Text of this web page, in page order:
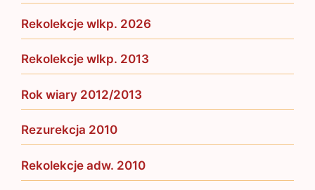
Rekolekcje wlkp. 2026
Rekolekcje wlkp. 2013
Rok wiary 2012/2013
Rezurekcja 2010
Rekolekcje adw. 2010